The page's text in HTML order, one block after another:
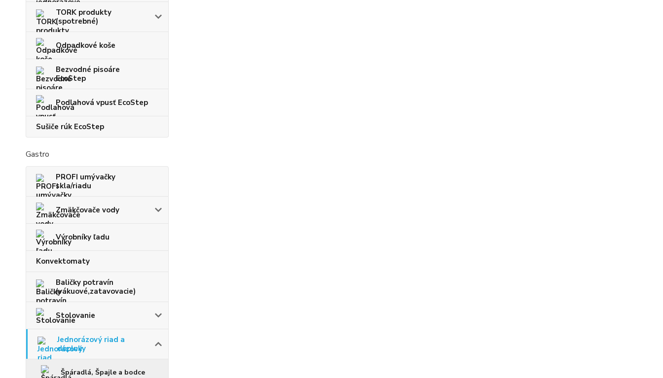
TORK produkty
(spotrebné)
Odpadkové koše
Bezvodné pisoáre
EcoStep
Podlahová vpusť EcoStep
Sušiče rúk EcoStep
Gastro
PROFI umývačky
skla/riadu
Zmäkčovače vody
Výrobníky ľadu
Konvektomaty
Baličky potravín
(vákuové,zatavovacie)
Stolovanie
Jednorázový riad a
doplnky
Špáradlá, Špajle a bodce